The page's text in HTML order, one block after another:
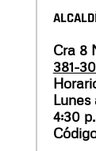
Cra 8
381-
Lunes
4:30